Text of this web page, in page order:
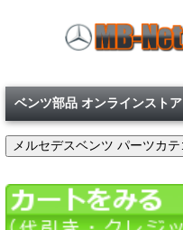
ベンツ部品 オンラインストア